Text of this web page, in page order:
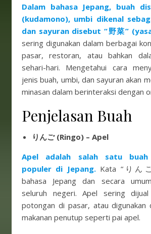
Dalam bahasa Jepang, buah
(kudamono), umbi dikenal
dan sayuran disebut “野菜”
sering digunakan dalam berbagai
pasar, restoran, atau bahkan
sehari-hari. Mengetahui cara
jenis buah, umbi, dan sayuran akan
minasan dalam berinteraksi dengan
Penjelasan Buah
りんご (Ringo) – Apel
Apel adalah salah satu
populer di Jepang.Kata “りん
bahasa Jepang dan secara
seluruh negeri. Apel sering
potongan di pasar, atau digunakan
makanan penutup seperti pai apel.